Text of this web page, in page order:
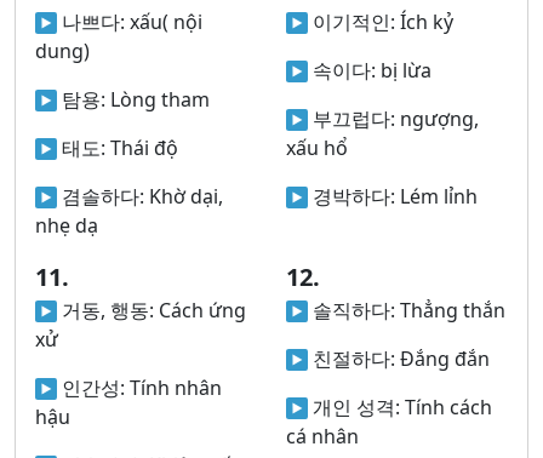
나쁘다: xấu( nội
dung)
탐용: Lòng tham
태도: Thái độ
겸솔하다: Khờ dại,
nhẹ dạ
이기적인: Ích kỷ
속이다: bị lừa
부끄럽다: ngượng,
xấu hổ
경박하다: Lém lỉnh
11.
거동, 행동: Cách ứng
xử
인간성: Tính nhân
hậu
12.
솔직하다: Thẳng thắn
친절하다: Đắng đắn
개인 성격: Tính cách
cá nhân